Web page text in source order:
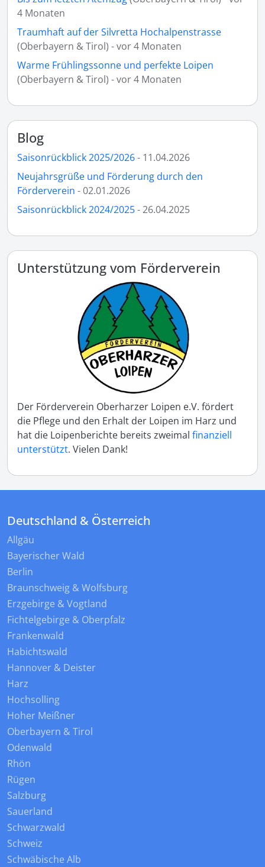
4 Monaten
Traumhaft auf der Silvretta Hochalpenstrasse
(Oberbayern & Tirol) - vor 4 Monaten
Warme Frühlingssonne und perfekte Loipen
(Oberbayern & Tirol) - vor 4 Monaten
Blog
Saisonrückblick 2025/2026- 11.04.2026
Neujahrsgrüße und Förderung durch den
Förderverein - 02.01.2026
Saisonrückblick 2024/2025- 26.04.2025
Unterstützung vom Förderverein
Der Förderverein Oberharzer Loipen e.V. fördert
die Pflege und den Erhalt der Loipen im Harz und
hat die Loipenberichte bereits zweimal finanziell
unterstützt. Vielen Dank!
Deutschland & Österreich
Allgäu
Bayerischer Wald
Berlin
Braunschweig & Wolfsburg
Erzgebirge & Vogtland
Fichtelgebirge & Oberpfalz
Frankenwald
Habichtswald
Hannover & Deister
Harz
Hochsolling
Hoher Meißner
Oberbayern & Tirol
Odenwald
Rhön
Rügen
Salzburg
Sauerland
Schwarzwald
Schweiz
Schwäbische Alb